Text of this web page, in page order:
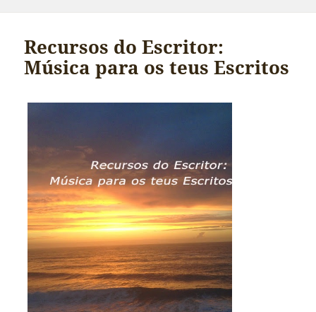
Recursos do Escritor:
Música para os teus Escritos